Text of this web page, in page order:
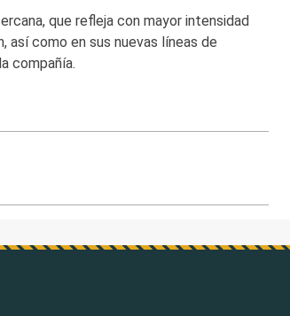
que refleja con mayor intensidad
así como en sus nuevas líneas de
compañía.